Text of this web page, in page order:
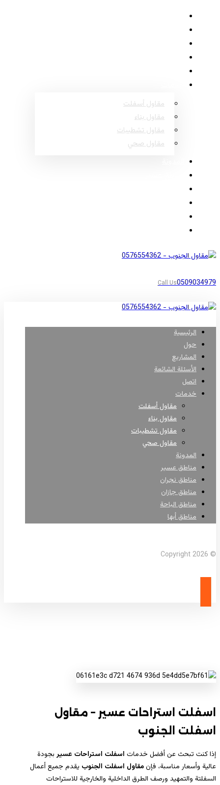
مقاول أسفلت
مقاول بناء
مقاول تشطيبات
مقاول صحي
Call Us0509034979
الرئيسية
حول
المشاريع
الأسئلة الشائعة
اتصل
خدمات
مقاول أسفلت
مقاول بناء
مقاول تشطيبات
مقاول صحي
المدونة
مناطق عسير
مناطق نجران
مناطق جازان
مناطق الباحة
مناطق أبها
© Copyright 2026
اسفلت استراحات عسير – مقاول
اسفلت الجنوب
إذا كنت تبحث عن أفضل خدمات اسفلت استراحات عسير بجودة
عالية وأسعار مناسبة، فإنمقاول اسفلت الجنوب يقدم جميع أعمال
السفلتة والتمهيد ورصف الطرق الداخلية والخارجية للاستراحات